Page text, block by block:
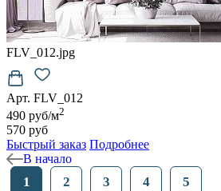
FLV_012.jpg
Арт. FLV_012
490 руб/м2
570 руб
Быстрый заказ Подробнее
В начало
1 2 3 4 5